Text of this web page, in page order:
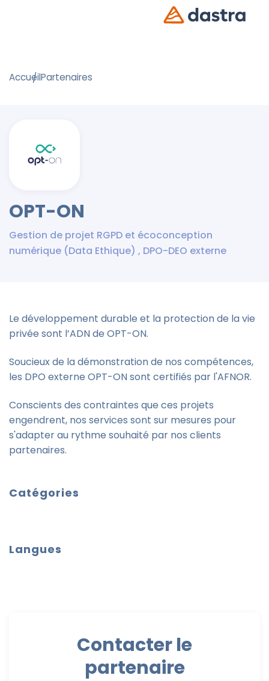
AccueilPartenaires
OPT-ON
Gestion de projet RGPD et écoconception
numérique (Data Ethique) , DPO-DEO externe
Le développement durable et la protection de la vie
privée sont l’ADN de OPT-ON.
Soucieux de la démonstration de nos compétences,
les DPO externe OPT-ON sont certifiés par l'AFNOR.
Conscients des contraintes que ces projets
engendrent, nos services sont sur mesures pour
s'adapter au rythme souhaité par nos clients
partenaires.
Catégories
Langues
Contacter le
partenaire